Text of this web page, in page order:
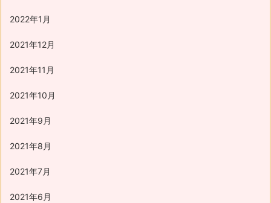
2022年1月
2021年12月
2021年11月
2021年10月
2021年9月
2021年8月
2021年7月
2021年6月